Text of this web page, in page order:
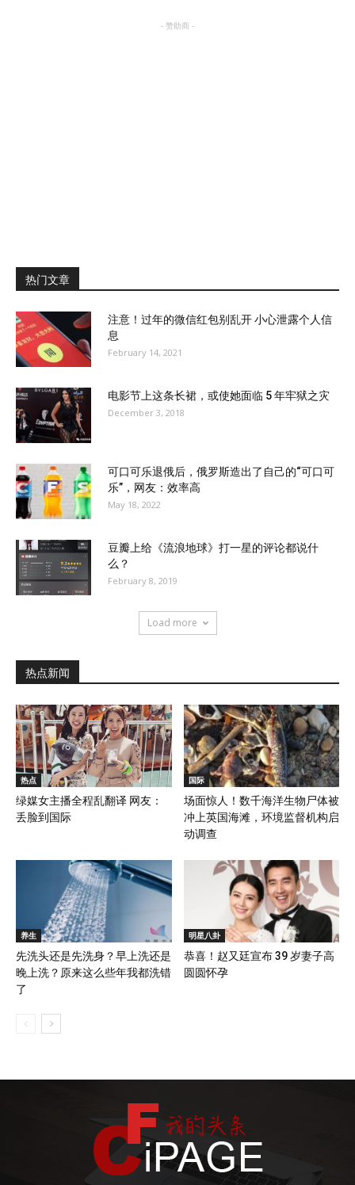
- 赞助商 -
热门文章
注意！过年的微信红包别乱开 小心泄露个人信
息
February 14, 2021
电影节上这条长裙，或使她面临 5 年牢狱之灾
December 3, 2018
可口可乐退俄后，俄罗斯造出了自己的“可口可
乐”，网友：效率高
May 18, 2022
豆瓣上给《流浪地球》打一星的评论都说什
么？
February 8, 2019
Load more
热点新闻
热点
绿媒女主播全程乱翻译 网友：
丢脸到国际
国际
场面惊人！数千海洋生物尸体被
冲上英国海滩，环境监督机构启
动调查
养生
先洗头还是先洗身？早上洗还是
晚上洗？原来这么些年我都洗错
了
明星八卦
恭喜！赵又廷宣布 39 岁妻子高
圆圆怀孕